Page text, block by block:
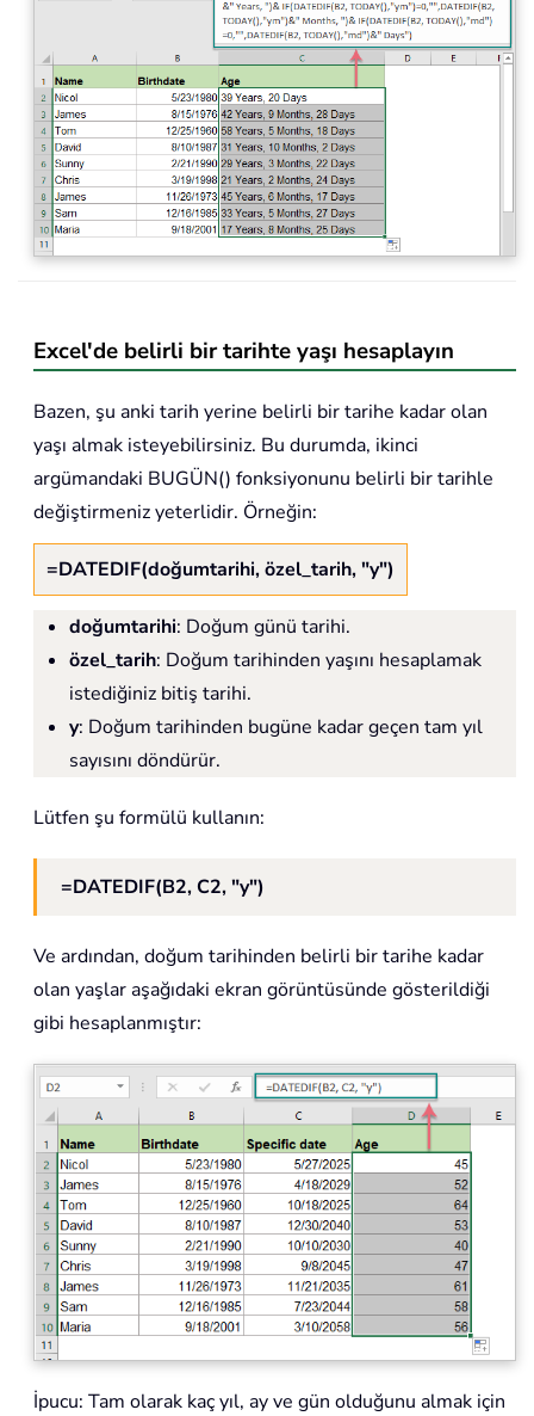
Excel'de belirli bir tarihte yaşı hesaplayın
Bazen, şu anki tarih yerine belirli bir tarihe kadar olan
yaşı almak isteyebilirsiniz. Bu durumda, ikinci
argümandaki BUGÜN() fonksiyonunu belirli bir tarihle
değiştirmeniz yeterlidir. Örneğin:
=DATEDIF(doğumtarihi, özel_tarih, "y")
doğumtarihi: Doğum günü tarihi.
özel_tarih: Doğum tarihinden yaşını hesaplamak
istediğiniz bitiş tarihi.
y: Doğum tarihinden bugüne kadar geçen tam yıl
sayısını döndürür.
Lütfen şu formülü kullanın:
=DATEDIF(B2, C2, "y")
Ve ardından, doğum tarihinden belirli bir tarihe kadar
olan yaşlar aşağıdaki ekran görüntüsünde gösterildiği
gibi hesaplanmıştır:
İpucu: Tam olarak kaç yıl, ay ve gün olduğunu almak için